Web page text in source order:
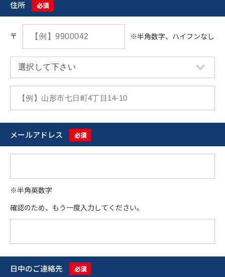
住所 必須
〒 ※半角数字、ハイフンなし
メールアドレス 必須
※半角英数字
確認のため、もう一度入力してください。
日中のご連絡先 必須